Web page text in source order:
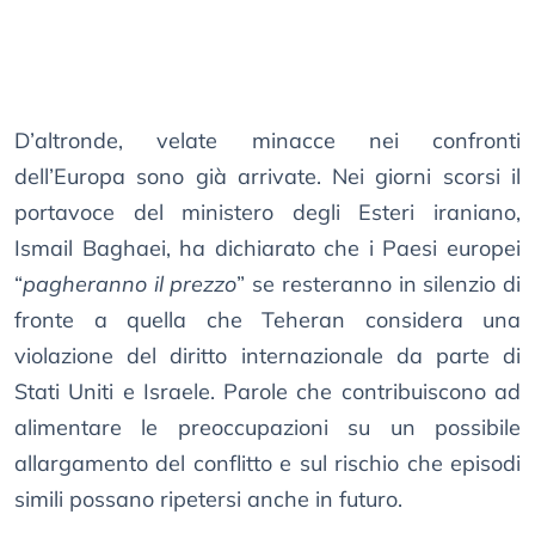
D’altronde, velate minacce nei confronti
dell’Europa sono già arrivate. Nei giorni scorsi il
portavoce del ministero degli Esteri iraniano,
Ismail Baghaei, ha dichiarato che i Paesi europei
“pagheranno il prezzo” se resteranno in silenzio di
fronte a quella che Teheran considera una
violazione del diritto internazionale da parte di
Stati Uniti e Israele. Parole che contribuiscono ad
alimentare le preoccupazioni su un possibile
allargamento del conflitto e sul rischio che episodi
simili possano ripetersi anche in futuro.